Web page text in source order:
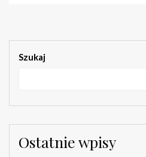
Szukaj
Ostatnie wpisy